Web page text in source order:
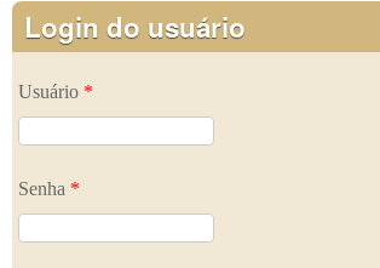
Login do usuário
Usuário *
Senha *